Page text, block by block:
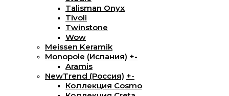
Talisman Onyx
Tivoli
Twinstone
Wow
Meissen Keramik
Monopole (Испания) +-
Aramis
NewTrend (Россия) +-
Коллекция Cosmo